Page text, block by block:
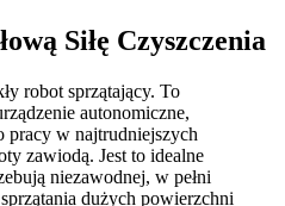
Siłę Czyszczenia
robot sprzątający. To
autonomiczne,
pracy w najtrudniejszych
zawiodą. Jest to idealne
niezawodnej, w pełni
dużych powierzchni